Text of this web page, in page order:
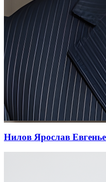
Нилов Ярослав